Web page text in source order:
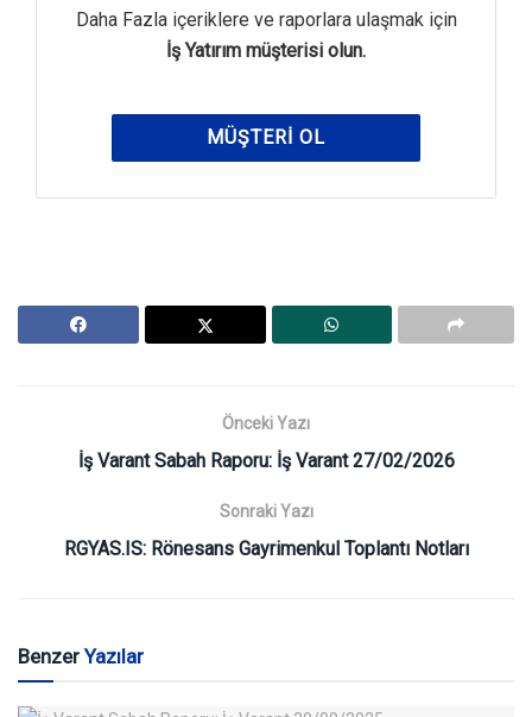
Daha Fazla içeriklere ve raporlara ulaşmak için
İş Yatırım müşterisi olun.
MÜŞTERI OL
Önceki Yazı
İş Varant Sabah Raporu: İş Varant 27/02/2026
Sonraki Yazı
RGYAS.IS: Rönesans Gayrimenkul Toplantı Notları
BenzerYazılar